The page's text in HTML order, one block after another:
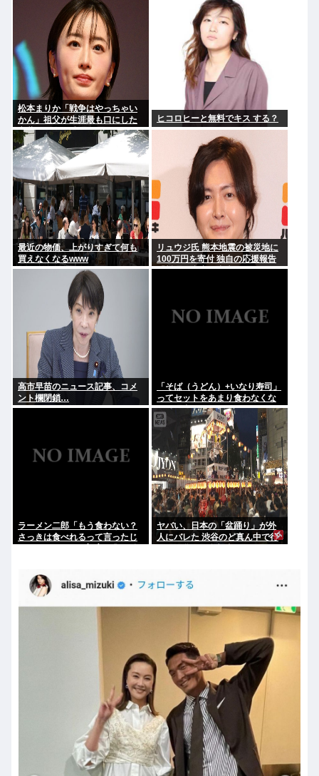
松本まりか「戦争はやっちゃい
かん」祖父が生涯最も口にした
言葉を紹介 平和への思いをつづ
る
ヒコロヒーと無料でキス する？
最近の物価、上がりすぎて何も
買えなくなるwww
リュウジ氏 熊本地震の被災地に
100万円を寄付 独自の応援報告
「料理研究家に出来るのはこれ
高市早苗のニュース記事、コメ
ント欄閉鎖…
「そば（うどん）+いなり寿司」
ってセットをあまり食わなくな
った理由。
ラーメン二郎「もう食わない？
さっきは食べれるって言ったじ
ヤバい、日本の「盆踊り」が外
人にバレた 渋谷のど真ん中で行